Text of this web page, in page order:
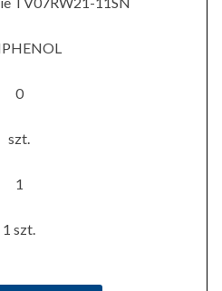
0
szt.
1
1 szt.